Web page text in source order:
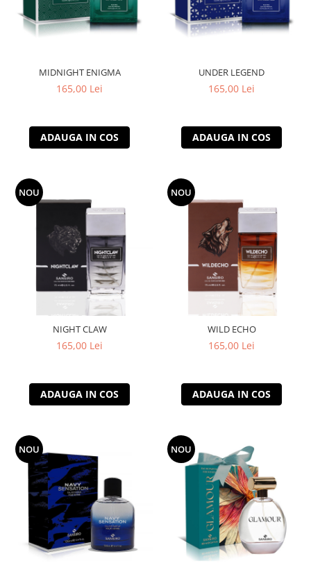
MIDNIGHT ENIGMA
165,00 Lei
ADAUGA IN COS
UNDER LEGEND
165,00 Lei
ADAUGA IN COS
NOU
NIGHT CLAW
165,00 Lei
ADAUGA IN COS
NOU
WILD ECHO
165,00 Lei
ADAUGA IN COS
NOU NOU